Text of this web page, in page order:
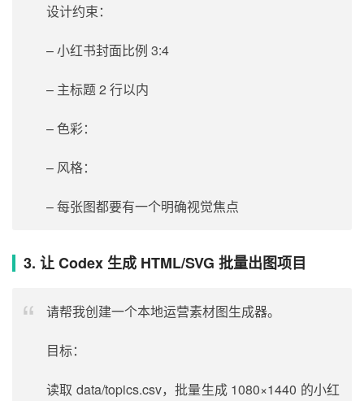
设计约束：
– 小红书封面比例 3:4
– 主标题 2 行以内
– 色彩：
– 风格：
– 每张图都要有一个明确视觉焦点
3. 让 Codex 生成 HTML/SVG 批量出图项目
请帮我创建一个本地运营素材图生成器。
目标：
读取 data/topics.csv，批量生成 1080×1440 的小红